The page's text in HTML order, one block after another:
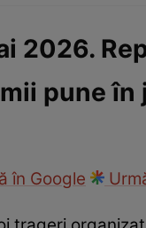
2026.
pune în
în Google